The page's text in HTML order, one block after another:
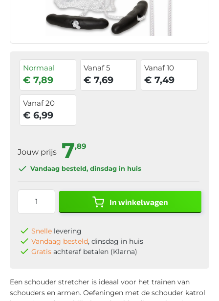
Normaal
€ 7,89
Vanaf 5
€ 7,69
Vanaf 10
€ 7,49
Vanaf 20
€ 6,99
Jouw prijs 7,89
Vandaag besteld, dinsdag in huis
In winkelwagen
Snelle levering
Vandaag besteld, dinsdag in huis
Gratis achteraf betalen (Klarna)
Een schouder stretcher is ideaal voor het trainen van
schouders en armen. Oefeningen met de schouder katrol